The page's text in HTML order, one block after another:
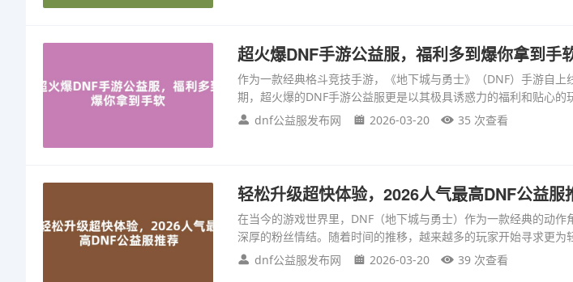
超火爆DNF手游公益服，福利多到爆你拿到手
作为一款经典格斗竞技手游，《地下城与勇士》（DNF）手游自
期，超火爆的DNF手游公益服更是以其极具诱惑力的福利和贴心的
dnf公益服发布网
2026-03-20 35 次查看
轻松升级超快体验，2026人气最高DNF公益服
在当今的游戏世界里，DNF（地下城与勇士）作为一款经典的动
深厚的粉丝情结。随着时间的推移，越来越多的玩家开始寻求更为
dnf公益服发布网
2026-03-20 39 次查看